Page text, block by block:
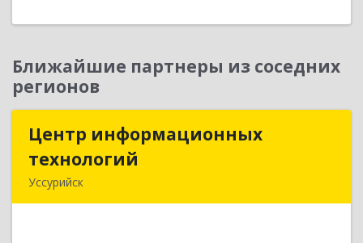
Ближайшие партнеры из соседних
регионов
Центр информационных
технологий
Уссурийск
Центр информационных